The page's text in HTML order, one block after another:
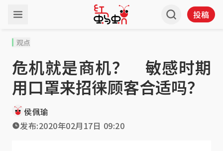
投稿
观点
危机就是商机？ 敏感时期
用口罩来招徕顾客合适吗？
侯佩瑜
发布:2020年02月17日 09:20